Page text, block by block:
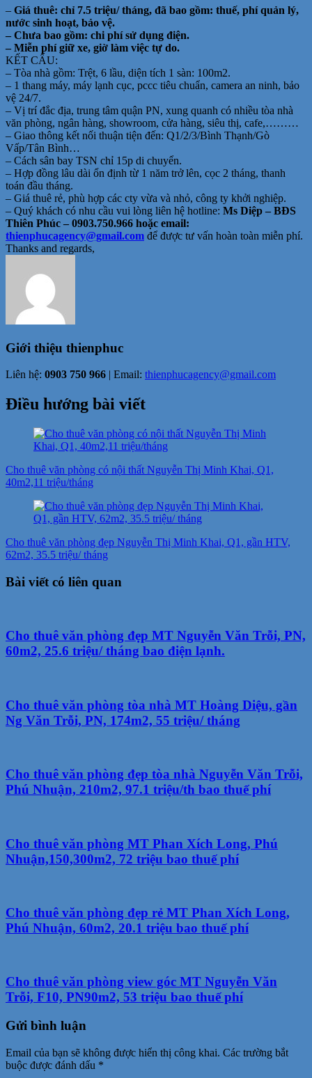
– Giá thuê: chỉ 7.5 triệu/ tháng, đã bao gồm: thuế, phí quản lý,
nước sinh hoạt, bảo vệ.
– Chưa bao gồm: chi phí sử dụng điện.
– Miễn phí giữ xe, giờ làm việc tự do.
KẾT CẤU:
– Tòa nhà gồm: Trệt, 6 lầu, diện tích 1 sàn: 100m2.
– 1 thang máy, máy lạnh cục, pccc tiêu chuẩn, camera an ninh, bảo
vệ 24/7.
– Vị trí đắc địa, trung tâm quận PN, xung quanh có nhiều tòa nhà
văn phòng, ngân hàng, showroom, cửa hàng, siêu thị, cafe,………
– Giao thông kết nối thuận tiện đến: Q1/2/3/Bình Thạnh/Gò
Vấp/Tân Bình…
– Cách sân bay TSN chỉ 15p di chuyển.
– Hợp đồng lâu dài ổn định từ 1 năm trở lên, cọc 2 tháng, thanh
toán đầu tháng.
– Giá thuê rẻ, phù hợp các cty vừa và nhỏ, công ty khởi nghiệp.
– Quý khách có nhu cầu vui lòng liên hệ hotline: Ms Diệp – BĐS
Thiên Phúc – 0903.750.966 hoặc email:
thienphucagency@gmail.com để được tư vấn hoàn toàn miễn phí.
Thanks and regards,
Giới thiệu thienphuc
Liên hệ: 0903 750 966 | Email: thienphucagency@gmail.com
Điều hướng bài viết
Cho thuê văn phòng có nội thất Nguyễn Thị Minh Khai, Q1,
40m2,11 triệu/tháng
Cho thuê văn phòng đẹp Nguyễn Thị Minh Khai, Q1, gần HTV,
62m2, 35.5 triệu/ tháng
Bài viết có liên quan
Cho thuê văn phòng đẹp MT Nguyễn Văn Trỗi, PN,
60m2, 25.6 triệu/ tháng bao điện lạnh.
Cho thuê văn phòng tòa nhà MT Hoàng Diệu, gần
Ng Văn Trỗi, PN, 174m2, 55 triệu/ tháng
Cho thuê văn phòng đẹp tòa nhà Nguyễn Văn Trỗi,
Phú Nhuận, 210m2, 97.1 triệu/th bao thuế phí
Cho thuê văn phòng MT Phan Xích Long, Phú
Nhuận,150,300m2, 72 triệu bao thuế phí
Cho thuê văn phòng đẹp rẻ MT Phan Xích Long,
Phú Nhuận, 60m2, 20.1 triệu bao thuế phí
Cho thuê văn phòng view góc MT Nguyễn Văn
Trỗi, F10, PN90m2, 53 triệu bao thuế phí
Gửi bình luận
Email của bạn sẽ không được hiển thị công khai. Các trường bắt
buộc được đánh dấu *